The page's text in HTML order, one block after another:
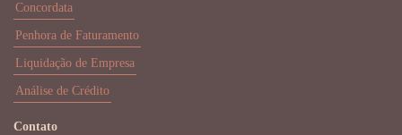
Concordata
Penhora de Faturamento
Liquidação de Empresa
Análise de Crédito
Contato